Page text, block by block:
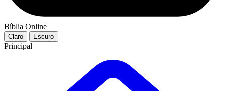
Bíblia Online
Claro Escuro
Principal